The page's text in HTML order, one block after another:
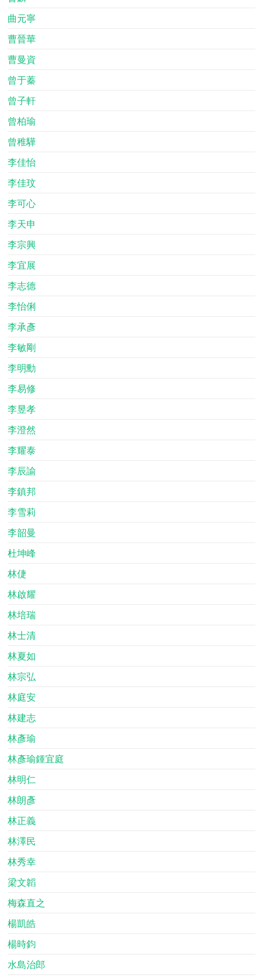
曲元寧
曹晉華
曹曼資
曾于蓁
曾子軒
曾柏瑜
曾稚驊
李佳怡
李佳玟
李可心
李天申
李宗興
李宜展
李志德
李怡俐
李承彥
李敏剛
李明勳
李易修
李昱孝
李澄然
李耀泰
李辰諭
李鎮邦
李雪莉
李韶曼
杜坤峰
林倢
林啟耀
林培瑞
林士清
林夏如
林宗弘
林庭安
林建志
林彥瑜
林彥瑜鍾宜庭
林明仁
林朗彥
林正義
林澤民
林秀幸
梁文韜
梅森直之
楊凱皓
楊時鈞
水島治郎